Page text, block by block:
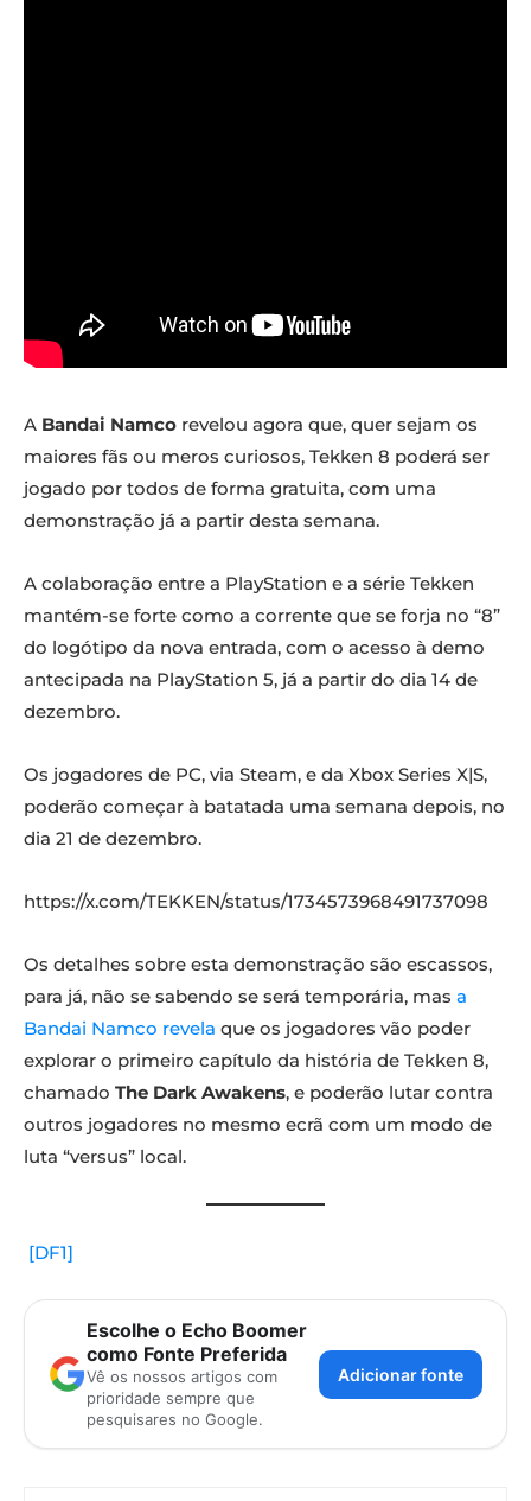
A Bandai Namco revelou agora que, quer sejam os
maiores fãs ou meros curiosos, Tekken 8 poderá ser
jogado por todos de forma gratuita, com uma
demonstração já a partir desta semana.
A colaboração entre a PlayStation e a série Tekken
mantém-se forte como a corrente que se forja no “8”
do logótipo da nova entrada, com o acesso à demo
antecipada na PlayStation 5, já a partir do dia 14 de
dezembro.
Os jogadores de PC, via Steam, e da Xbox Series X|S,
poderão começar à batatada uma semana depois, no
dia 21 de dezembro.
https://x.com/TEKKEN/status/1734573968491737098
Os detalhes sobre esta demonstração são escassos,
para já, não se sabendo se será temporária, mas a
Bandai Namco revela que os jogadores vão poder
explorar o primeiro capítulo da história de Tekken 8,
chamado The Dark Awakens, e poderão lutar contra
outros jogadores no mesmo ecrã com um modo de
luta “versus” local.
[DF1]
Escolhe o Echo Boomer
como Fonte Preferida
Vê os nossos artigos com
prioridade sempre que
pesquisares no Google.
Adicionar fonte